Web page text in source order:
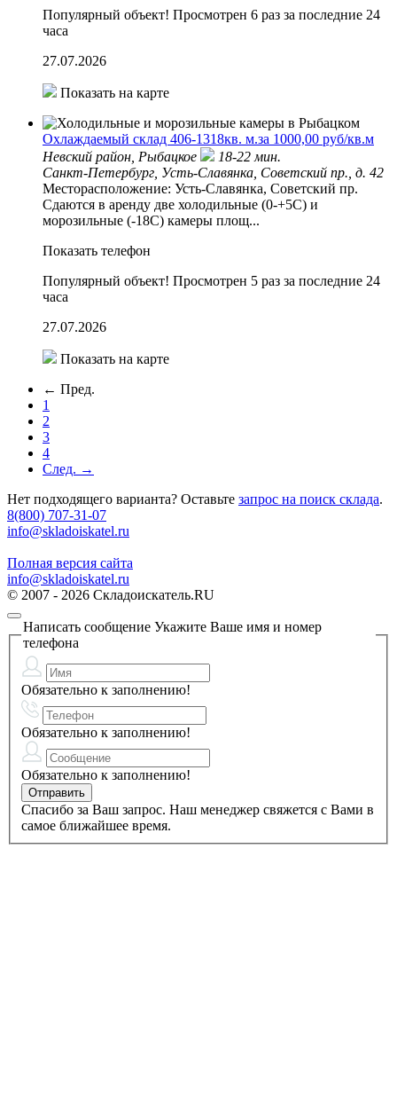
Популярный объект! Просмотрен 6 раз за последние 24
часа
27.07.2026
Показать на карте
Охлаждаемый склад 406-1318кв. м.за 1000,00 руб/кв.м
Невский район, Рыбацкое
18-22 мин.
Санкт-Петербург, Усть-Славянка, Советский пр., д. 42
Месторасположение: Усть-Славянка, Советский пр.
Сдаются в аренду две холодильные (0-+5С) и
морозильные (-18С) камеры площ...
Показать телефон
Популярный объект! Просмотрен 5 раз за последние 24
часа
27.07.2026
Показать на карте
← Пред.
1
2
3
4
След. →
Нет подходящего варианта? Оставьте запрос на поиск склада.
8(800) 707-31-07
info@skladoiskatel.ru
Полная версия сайта
info@skladoiskatel.ru
© 2007 - 2026 Складоискатель.RU
Написать сообщение Укажите Ваше имя и номер
телефона
Обязательно к заполнению!
Обязательно к заполнению!
Обязательно к заполнению!
Спасибо за Ваш запрос. Наш менеджер свяжется с Вами в
самое ближайшее время.